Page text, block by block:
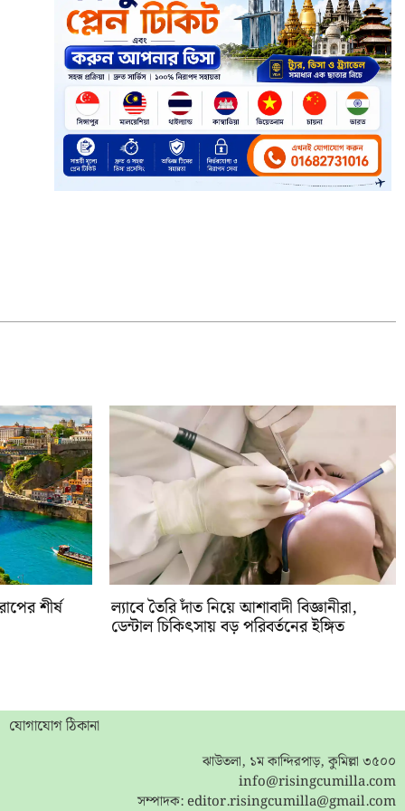
শীর্ষ ল্যাবে তৈরি দাঁত নিয়ে আশাবাদী বিজ্ঞানীরা,
ডেন্টাল চিকিৎসায় বড় পরিবর্তনের ইঙ্গিত
যোগাযোগ ঠিকানা
ঝাউতলা, ১ম কান্দিরপাড়, কুমিল্লা ৩৫০০
info@risingcumilla.com
সম্পাদক:editor.risingcumilla@gmail.com